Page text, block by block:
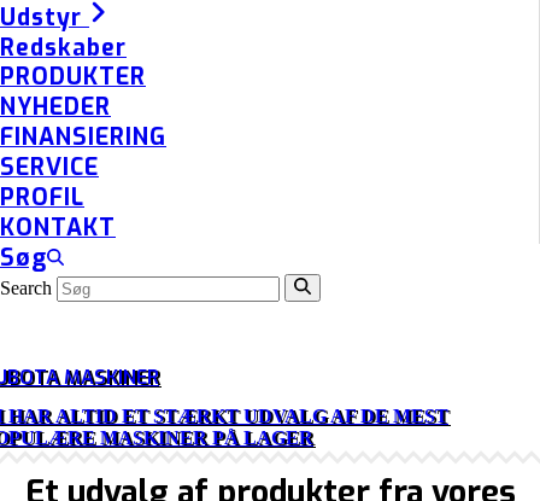
Udstyr
Redskaber
PRODUKTER
NYHEDER
FINANSIERING
SERVICE
PROFIL
KONTAKT
Søg
Search
MASKINER
HAR ALTID ET STÆRKT UDVALG AF DE MEST
MASKINER PÅ LAGER